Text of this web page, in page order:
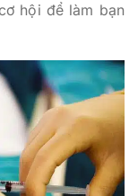
hội để làm bạn